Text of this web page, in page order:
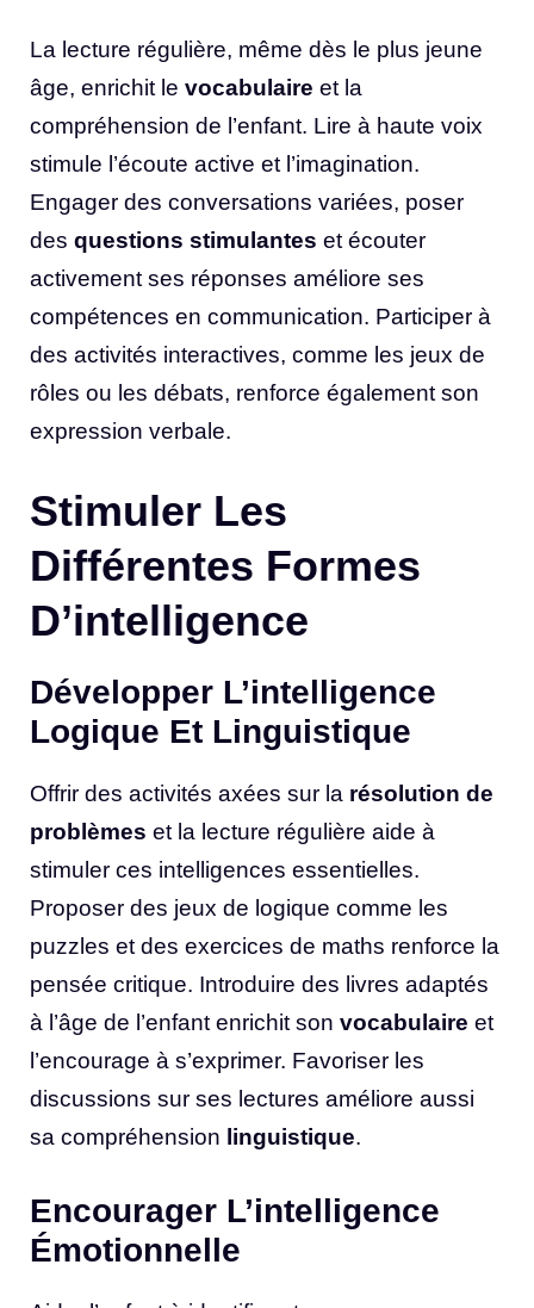
La lecture régulière, même dès le plus jeune
âge, enrichit le vocabulaire et la
compréhension de l’enfant. Lire à haute voix
stimule l’écoute active et l’imagination.
Engager des conversations variées, poser
des questions stimulantes et écouter
activement ses réponses améliore ses
compétences en communication. Participer à
des activités interactives, comme les jeux de
rôles ou les débats, renforce également son
expression verbale.
Stimuler Les
Différentes Formes
D’intelligence
Développer L’intelligence
Logique Et Linguistique
Offrir des activités axées sur la résolution de
problèmes et la lecture régulière aide à
stimuler ces intelligences essentielles.
Proposer des jeux de logique comme les
puzzles et des exercices de maths renforce la
pensée critique. Introduire des livres adaptés
à l’âge de l’enfant enrichit son vocabulaire et
l’encourage à s’exprimer. Favoriser les
discussions sur ses lectures améliore aussi
sa compréhension linguistique.
Encourager L’intelligence
Émotionnelle